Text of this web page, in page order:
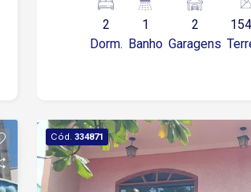
cobertas
2
Dorm.
1
Banho
2
Garagens
Cód. 334871